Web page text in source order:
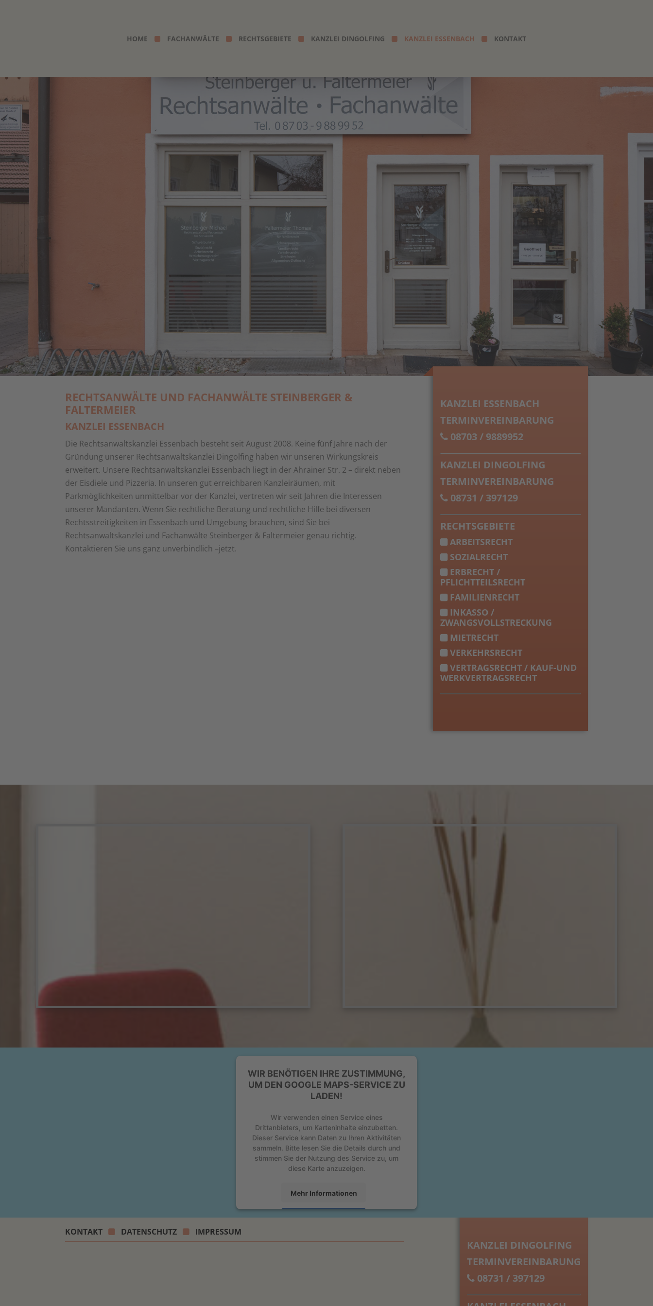
HOME FACHANWÄLTE RECHTSGEBIETE KANZLEI DINGOLFING KANZLEI ESSENBACH KONTAKT
RECHTSANWÄLTE UND FACHANWÄLTE STEINBERGER &
FALTERMEIER
KANZLEI ESSENBACH
Die Rechtsanwaltskanzlei Essenbach besteht seit August 2008. Keine fünf Jahre nach der
Gründung unserer Rechtsanwaltskanzlei Dingolfing haben wir unseren Wirkungskreis
erweitert. Unsere Rechtsanwaltskanzlei Essenbach liegt in der Ahrainer Str. 2 – direkt neben
der Eisdiele und Pizzeria. In unseren gut erreichbaren Kanzleiräumen, mit
Parkmöglichkeiten unmittelbar vor der Kanzlei, vertreten wir seit Jahren die Interessen
unserer Mandanten. Wenn Sie rechtliche Beratung und rechtliche Hilfe bei diversen
Rechtsstreitigkeiten in Essenbach und Umgebung brauchen, sind Sie bei
Rechtsanwaltskanzlei und Fachanwälte Steinberger & Faltermeier genau richtig.
Kontaktieren Sie uns ganz unverbindlich –jetzt.
KANZLEI ESSENBACH
TERMINVEREINBARUNG
08703 / 9889952
KANZLEI DINGOLFING
TERMINVEREINBARUNG
08731 / 397129
RECHTSGEBIETE
ARBEITSRECHT
SOZIALRECHT
ERBRECHT /
PFLICHTTEILSRECHT
FAMILIENRECHT
INKASSO /
ZWANGSVOLLSTRECKUNG
MIETRECHT
VERKEHRSRECHT
VERTRAGSRECHT / KAUF-UND
WERKVERTRAGSRECHT
WIR BENÖTIGEN IHRE ZUSTIMMUNG,
UM DEN GOOGLE MAPS-SERVICE ZU
LADEN!
Wir verwenden einen Service eines
Drittanbieters, um Karteninhalte einzubetten.
Dieser Service kann Daten zu Ihren Aktivitäten
sammeln. Bitte lesen Sie die Details durch und
stimmen Sie der Nutzung des Service zu, um
diese Karte anzuzeigen.
Mehr Informationen
Akzeptieren
KONTAKT DATENSCHUTZ IMPRESSUM
KANZLEI DINGOLFING
TERMINVEREINBARUNG
08731 / 397129